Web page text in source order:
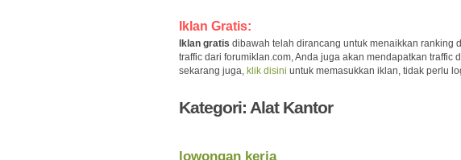
Iklan Gratis:
Iklan gratis dibawah telah dirancang untuk menaikkan ranking
traffic dari forumiklan.com, Anda juga akan mendapatkan
sekarang juga, klik disini untuk memasukkan iklan, tidak perlu
Kategori: Alat Kantor
lowongan kerja